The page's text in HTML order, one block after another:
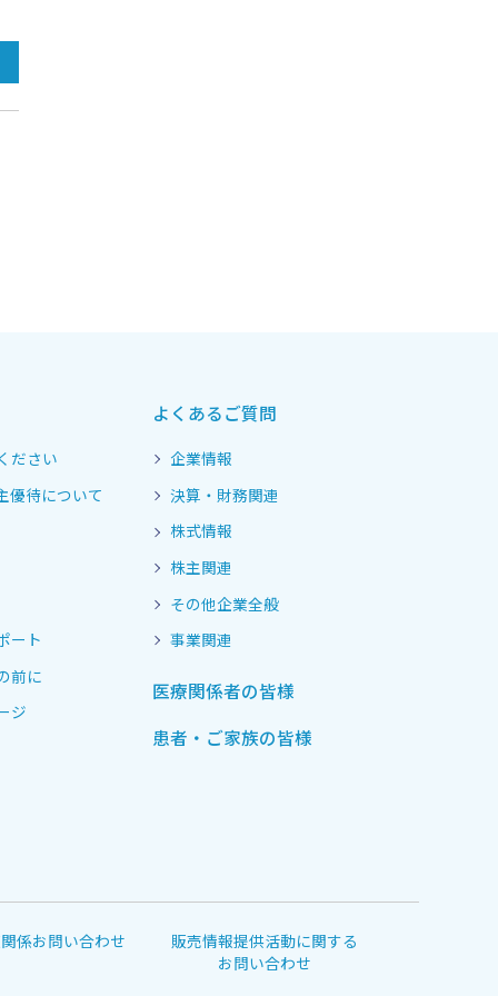
ださい
優待について
ート
前に
ジ
よくあるご質問
企業情報
決算・財務関連
株式情報
株主関連
その他企業全般
事業関連
医療関係者の皆様
患者・ご家族の皆様
係お問い合わせ
販売情報提供活動に関する
お問い合わせ